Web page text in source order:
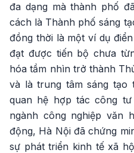
đa dạng mà thành phố
cách là Thành phố sáng
đồng thời là một ví dụ
đạt được tiến bộ chưa
hóa tầm nhìn trở thành
và là trung tâm sáng tạo
quan hệ hợp tác công
ngành công nghiệp văn
động, Hà Nội đã chứng
sự phát triển kinh tế xã